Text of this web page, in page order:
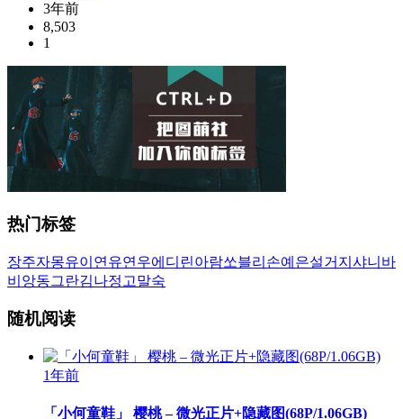
3年前
8,503
1
热门标签
장주자몽유이 연유연우에디린아람쏘블리 손예은설거지 샤니 바
비앙동그란김나정 고말숙
随机阅读
1年前
「小何童鞋」 樱桃 – 微光正片+隐藏图(68P/1.06GB)